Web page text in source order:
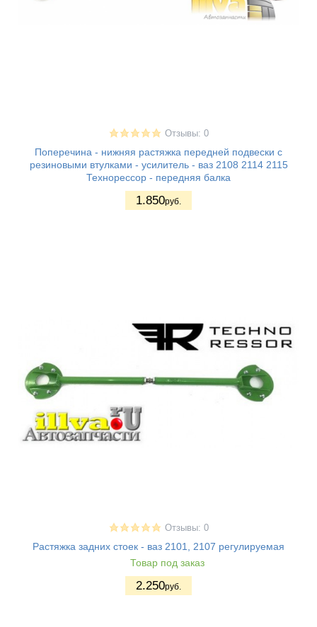
Отзывы: 0
Поперечина - нижняя растяжка передней подвески с
резиновыми втулками - усилитель - ваз 2108 2114 2115
Технорессор - передняя балка
1.850руб.
Отзывы: 0
Растяжка задних стоек - ваз 2101, 2107 регулируемая
Товар под заказ
2.250руб.